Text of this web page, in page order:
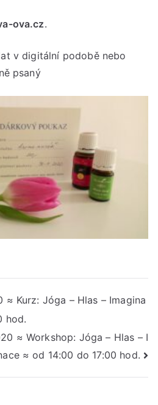
ova.cz.
v digitální podobě nebo
psaný
≈ Kurz: Jóga – Hlas – Imagina
hod.
≈ Workshop: Jóga – Hlas – I
≈ od 14:00 do 17:00 hod.